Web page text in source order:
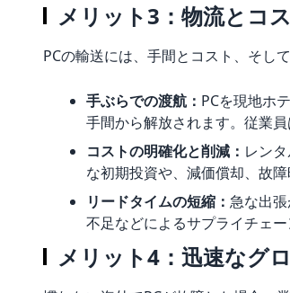
メリット3：物流とコ
PCの輸送には、手間とコスト、そし
手ぶらでの渡航： PCを現地ホ
手間から解放されます。従業
コストの明確化と削減： レン
な初期投資や、減価償却、故
リードタイムの短縮： 急な出
不足などによるサプライチェ
メリット4：迅速なグ